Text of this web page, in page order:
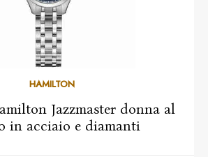
HAMILTON
Jazzmaster donna al
in acciaio e diamanti